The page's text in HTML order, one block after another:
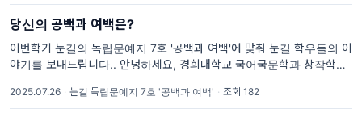
당신의 공백과 여백은?
이번학기 눈길의 독립문예지 7호 '공백과 여백'에 맞춰 눈길 학우들의 이
야기를 보내드립니다.. 안녕하세요, 경희대학교 국어국문학과 창작학회
들을 출판으로 아름답게 피워내기를 바라며 매학기 독립문예지를
2025.07.26 · 눈길 독립문예지 7호 '공백과 여백' · 조회 182